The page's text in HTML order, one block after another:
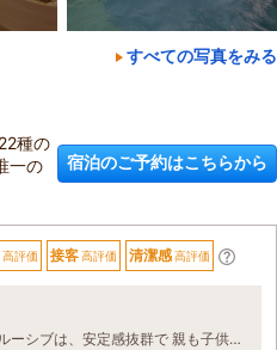
すべての写真をみる
種の
一の
宿泊のご予約はこちらから
高評価 接客高評価 清潔感高評価
今年2度目の訪問でした。 今回も、5歳の子供とお世話になりました。 オールインクルーシブは、安定感抜群で 親も子供も大満足でした。 食べて、遊んで、温泉でリラックス！ 最高です！！ 鬼怒川温泉駅から、すぐなので 今回も特急列車で行きましたが 電車旅も子供が気に入っているので 次回も、電車で伺おうと思っております。